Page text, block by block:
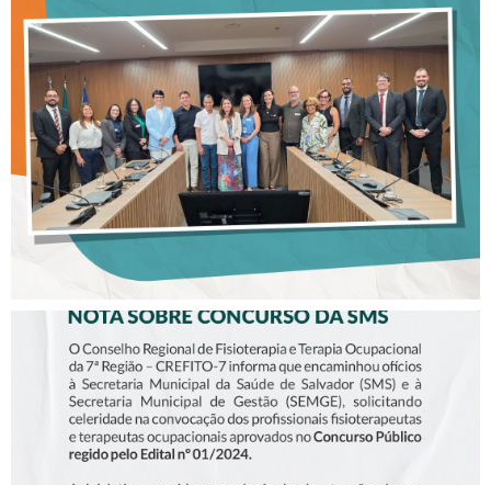
CREFITO-7 E MP-BA
DISCUTEM SOBRE
“CANETAS
EMAGRECEDORAS”